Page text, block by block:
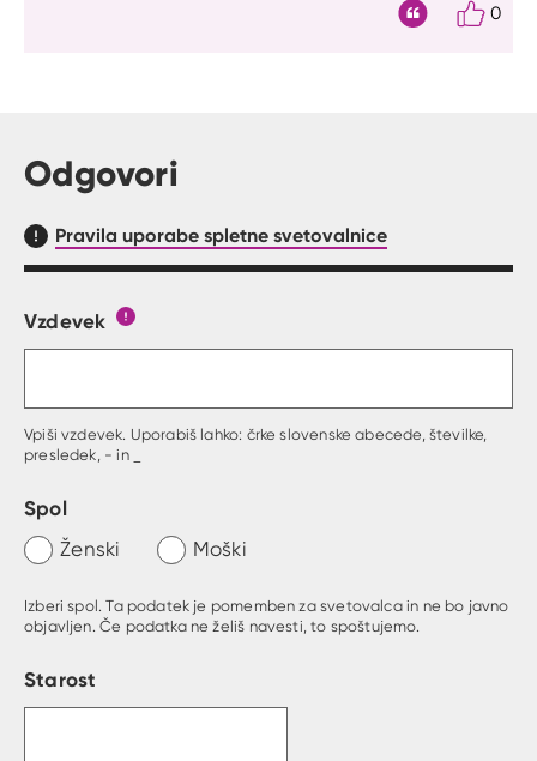
0
Odgovori
Pravila uporabe spletne svetovalnice
Obrazec, kjer lahko zastaviš vprašanje
Vzdevek
Vpiši vzdevek. Uporabiš lahko: črke slovenske abecede, številke,
presledek, - in _
Spol
Ženski Moški
Izberi spol. Ta podatek je pomemben za svetovalca in ne bo javno
objavljen. Če podatka ne želiš navesti, to spoštujemo.
Starost